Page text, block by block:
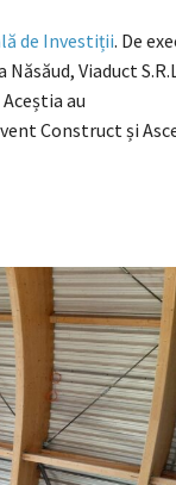
de Investiții. De
Viaduct
au
Construct și